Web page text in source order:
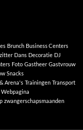
Brunch Business Centers
Dans Decoratie DJ
Foto Gastheer Gastvrouw
Snacks
Arena's Trainingen Transport
Webpagina
zwangerschapsmaanden